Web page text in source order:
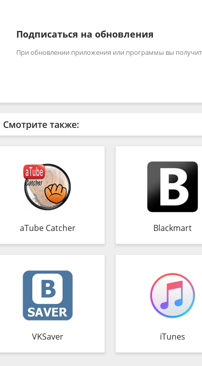
Подписаться на обновления
При обновлении приложения или программы вы
Смотрите также:
aTube Catcher Blackmart
VKSaver iTunes